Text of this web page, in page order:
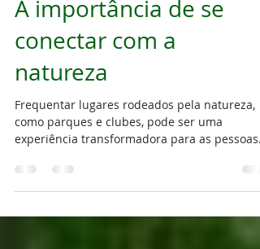
Preserve Paisagismo
23 de mar. de 2023
A importância de se
conectar com a
natureza
como parques e clubes, pode ser uma
experiência transformadora para as pessoas.